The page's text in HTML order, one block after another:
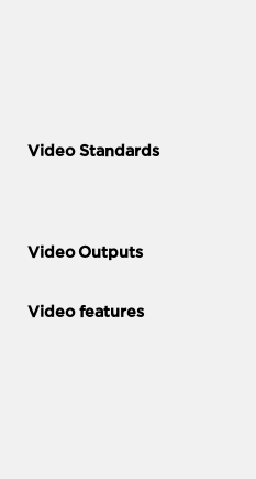
Video Standards
Video Outputs
Video features